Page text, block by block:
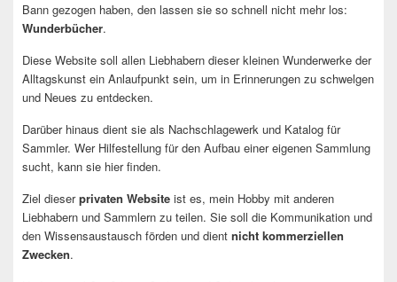
Bann gezogen haben, den lassen sie so schnell nicht mehr los:
Wunderbücher.
Diese Website soll allen Liebhabern dieser kleinen Wunderwerke der
Alltagskunst ein Anlaufpunkt sein, um in Erinnerungen zu schwelgen
und Neues zu entdecken.
Darüber hinaus dient sie als Nachschlagewerk und Katalog für
Sammler. Wer Hilfestellung für den Aufbau einer eigenen Sammlung
sucht, kann sie hier finden.
Ziel dieserprivaten Website ist es, mein Hobby mit anderen
Liebhabern und Sammlern zu teilen. Sie soll die Kommunikation und
den Wissensaustausch förden und dient nicht kommerziellen
Zwecken.